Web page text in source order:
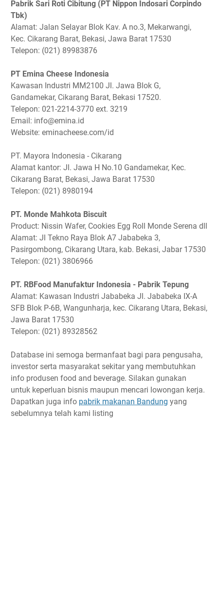
Pabrik Sari Roti Cibitung (PT Nippon Indosari Corpindo
Tbk)
Alamat: Jalan Selayar Blok Kav. A no.3, Mekarwangi,
Kec. Cikarang Barat, Bekasi, Jawa Barat 17530
Telepon: (021) 89983876
PT Emina Cheese Indonesia
Kawasan Industri MM2100 Jl. Jawa Blok G,
Gandamekar, Cikarang Barat, Bekasi 17520.
Telepon: 021-2214-3770 ext. 3219
Email: info@emina.id
Website: eminacheese.com/id
PT. Mayora Indonesia - Cikarang
Alamat kantor: Jl. Jawa H No.10 Gandamekar, Kec.
Cikarang Barat, Bekasi, Jawa Barat 17530
Telepon: (021) 8980194
PT. Monde Mahkota Biscuit
Product: Nissin Wafer, Cookies Egg Roll Monde Serena dll
Alamat: Jl Tekno Raya Blok A7 Jababeka 3,
Pasirgombong, Cikarang Utara, kab. Bekasi, Jabar 17530
Telepon: (021) 3806966
PT. RBFood Manufaktur Indonesia - Pabrik Tepung
Alamat: Kawasan Industri Jababeka Jl. Jababeka IX-A
SFB Blok P-6B, Wangunharja, kec. Cikarang Utara, Bekasi,
Jawa Barat 17530
Telepon: (021) 89328562
Database ini semoga bermanfaat bagi para pengusaha,
investor serta masyarakat sekitar yang membutuhkan
info produsen food and beverage. Silakan gunakan
untuk keperluan bisnis maupun mencari lowongan kerja.
Dapatkan juga info pabrik makanan Bandung yang
sebelumnya telah kami listing